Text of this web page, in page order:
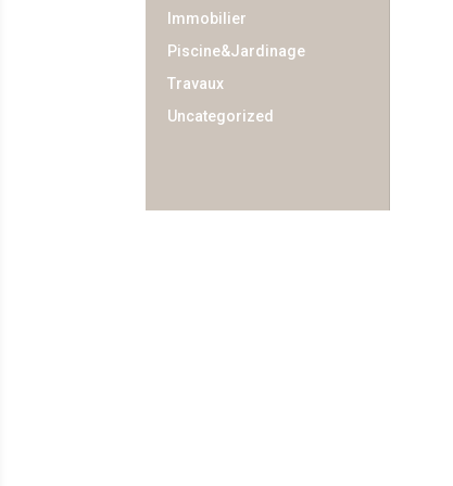
Immobilier
Piscine&Jardinage
Travaux
Uncategorized